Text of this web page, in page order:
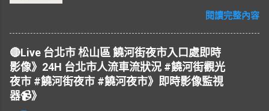
#LIVE #直播 #即時路況 #即時影像監視器 #台
源：台北市政府交通局 交通部公路局
閱讀完整內容
🔴Live 台北市 松山區 饒河街夜市入口處即時
影像》24H 台北市人流車流狀況 #饒河街觀光
夜市 #饒河街夜市 #饒河夜市》即時影像監視
器📹》